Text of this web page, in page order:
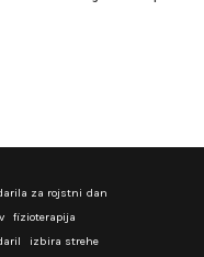
za rojstni dan
fizioterapija
izbira strehe